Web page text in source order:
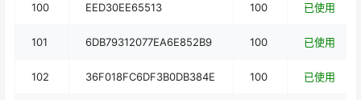
100 EED30EE65513 100 已使用
101 6DB79312077EA6E852B9 100 已使用
102 36F018FC6DF3B0DB384E 100 已使用